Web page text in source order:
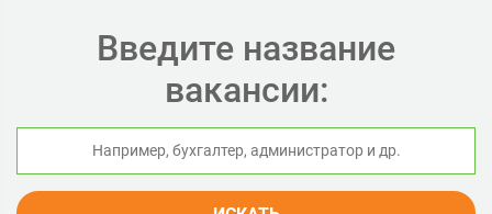
Введите название
вакансии: